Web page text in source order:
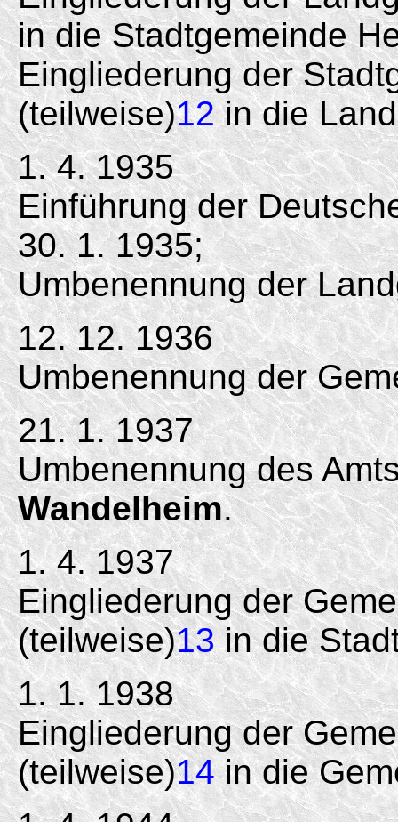
in die Stadtgemeinde
Eingliederung der
(teilweise)12in die
1. 4. 1935
Einführung der
30. 1. 1935;
Umbenennung der
12. 12. 1936
Umbenennung der
21. 1. 1937
Umbenennung des
Wandelheim.
1. 4. 1937
Eingliederung der
(teilweise)13in die
1. 1. 1938
Eingliederung der
(teilweise)14in die